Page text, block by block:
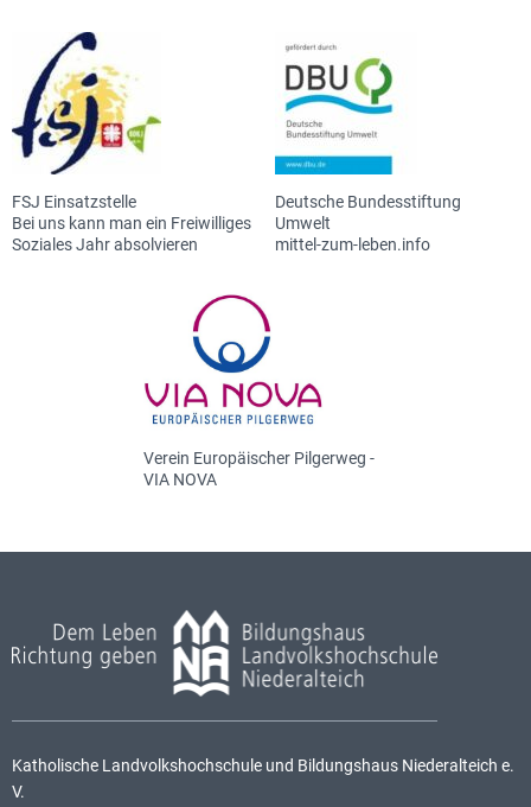
FSJ Einsatzstelle
Bei uns kann man ein Freiwilliges
Soziales Jahr absolvieren
Deutsche Bundesstiftung
Umwelt
mittel-zum-leben.info
Verein Europäischer Pilgerweg -
VIA NOVA
Katholische Landvolkshochschule und Bildungshaus Niederalteich e.
V.